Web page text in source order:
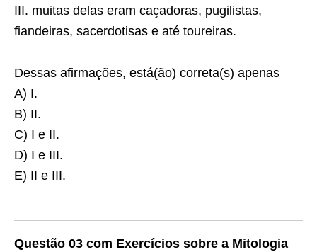
III. muitas delas eram caçadoras, pugilistas,
fiandeiras, sacerdotisas e até toureiras.
Dessas afirmações, está(ão) correta(s) apenas
A) I.
B) II.
C) I e II.
D) I e III.
E) II e III.
Questão 03 com Exercícios sobre a Mitologia